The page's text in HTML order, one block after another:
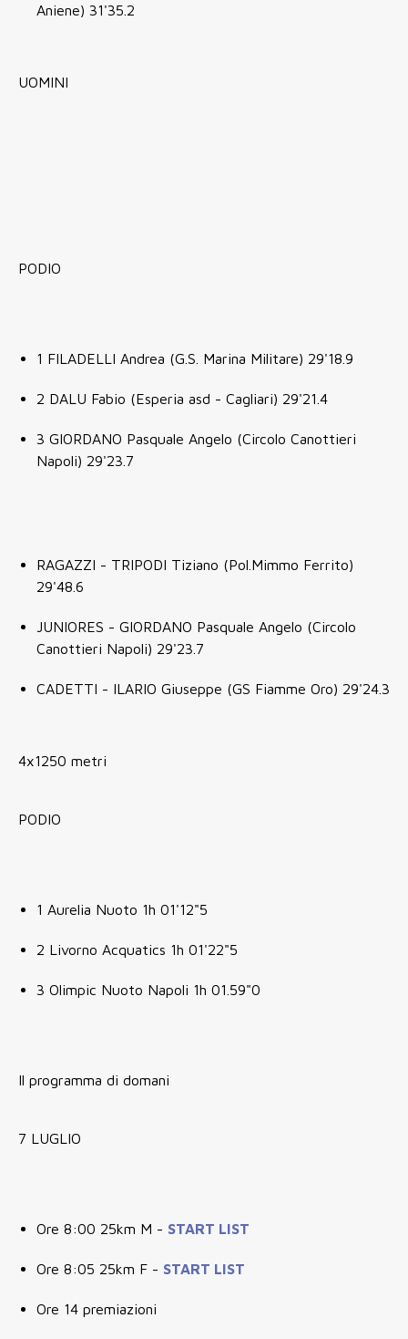
Aniene) 31'35.2
UOMINI
PODIO
1 FILADELLI Andrea (G.S. Marina Militare) 29'18.9
2 DALU Fabio (Esperia asd - Cagliari) 29'21.4
3 GIORDANO Pasquale Angelo (Circolo Canottieri
Napoli) 29'23.7
RAGAZZI - TRIPODI Tiziano (Pol.Mimmo Ferrito)
29'48.6
JUNIORES - GIORDANO Pasquale Angelo (Circolo
Canottieri Napoli) 29'23.7
CADETTI - ILARIO Giuseppe (GS Fiamme Oro) 29'24.3
4x1250 metri
PODIO
1 Aurelia Nuoto 1h 01'12"5
2 Livorno Acquatics 1h 01'22"5
3 Olimpic Nuoto Napoli 1h 01.59"0
Il programma di domani
7 LUGLIO
Ore 8:00 25km M - START LIST
Ore 8:05 25km F - START LIST
Ore 14 premiazioni